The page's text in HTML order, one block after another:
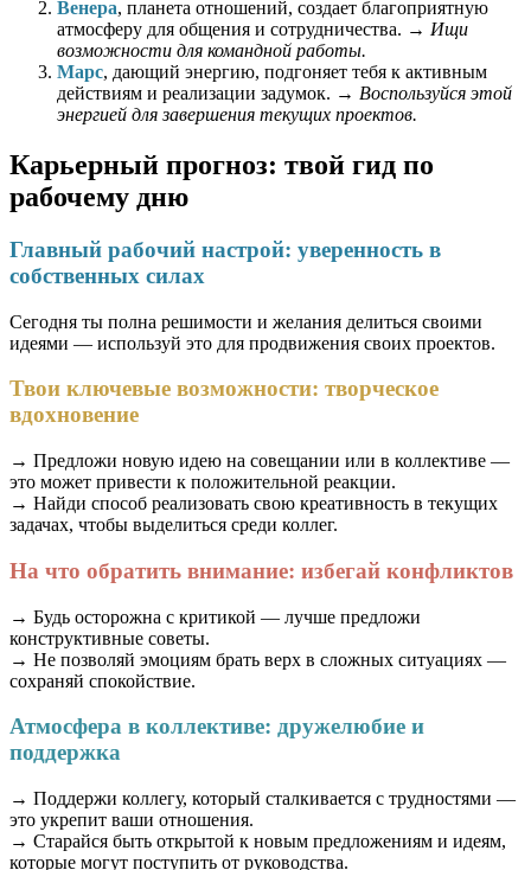
Венера, планета отношений, создает благоприятную
атмосферу для общения и сотрудничества. → Ищи
возможности для командной работы.
Марс, дающий энергию, подгоняет тебя к активным
действиям и реализации задумок. → Воспользуйся этой
энергией для завершения текущих проектов.
Карьерный прогноз: твой гид по
рабочему дню
Главный рабочий настрой: уверенность в
собственных силах
Сегодня ты полна решимости и желания делиться своими
идеями — используй это для продвижения своих проектов.
Твои ключевые возможности: творческое
вдохновение
→ Предложи новую идею на совещании или в коллективе —
это может привести к положительной реакции.
→ Найди способ реализовать свою креативность в текущих
задачах, чтобы выделиться среди коллег.
На что обратить внимание: избегай конфликтов
→ Будь осторожна с критикой — лучше предложи
конструктивные советы.
→ Не позволяй эмоциям брать верх в сложных ситуациях —
сохраняй спокойствие.
Атмосфера в коллективе: дружелюбие и
поддержка
→ Поддержи коллегу, который сталкивается с трудностями —
это укрепит ваши отношения.
→ Старайся быть открытой к новым предложениям и идеям,
которые могут поступить от руководства.